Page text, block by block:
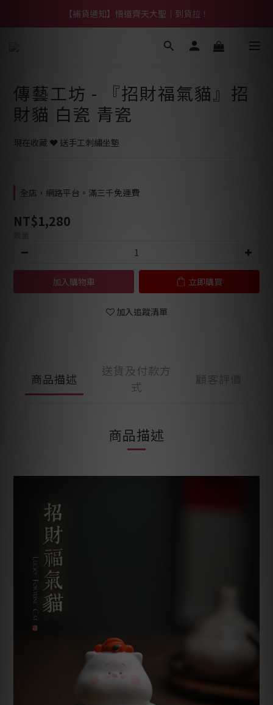
【熱門】馬上有系列！四種寶物幫你財運「轉」進來
【補貨通知】悟道齊天大聖｜到貨拉！
【熱門】馬上有系列！四種寶物幫你財運「轉」進來
傳藝工坊 - 『招財福氣貓』招
財貓 白瓷 青瓷
現在收藏 ❤️ 送手工刺繡坐墊
全店，網路平台。滿三千免運費
NT$1,280
加入購物車 立即購買
加入追蹤清單
商品描述
送貨及付款方
式
顧客評價
商品描述